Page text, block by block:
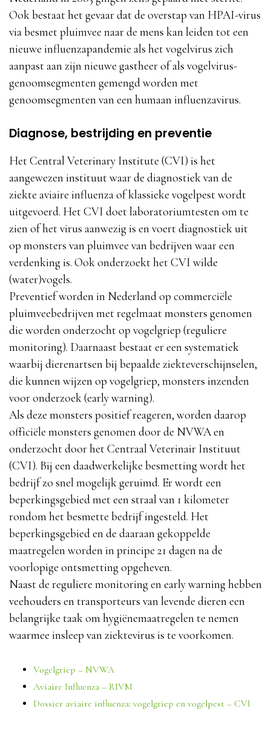
Ook bestaat het gevaar dat de overstap van HPAI-virus
via besmet pluimvee naar de mens kan leiden tot een
nieuwe influenzapandemie als het vogelvirus zich
aanpast aan zijn nieuwe gastheer of als vogelvirus-
genoomsegmenten gemengd worden met
genoomsegmenten van een humaan influenzavirus.
Diagnose, bestrijding en preventie
Het Central Veterinary Institute (CVI) is het
aangewezen instituut waar de diagnostiek van de
ziekte aviaire influenza of klassieke vogelpest wordt
uitgevoerd. Het CVI doet laboratoriumtesten om te
zien of het virus aanwezig is en voert diagnostiek uit
op monsters van pluimvee van bedrijven waar een
verdenking is. Ook onderzoekt het CVI wilde
(water)vogels.
Preventief worden in Nederland op commerciële
pluimveebedrijven met regelmaat monsters genomen
die worden onderzocht op vogelgriep (reguliere
monitoring). Daarnaast bestaat er een systematiek
waarbij dierenartsen bij bepaalde ziekteverschijnselen,
die kunnen wijzen op vogelgriep, monsters inzenden
voor onderzoek (early warning).
Als deze monsters positief reageren, worden daarop
officiële monsters genomen door de NVWA en
onderzocht door het Centraal Veterinair Instituut
(CVI). Bij een daadwerkelijke besmetting wordt het
bedrijf zo snel mogelijk geruimd. Er wordt een
beperkingsgebied met een straal van 1 kilometer
rondom het besmette bedrijf ingesteld. Het
beperkingsgebied en de daaraan gekoppelde
maatregelen worden in principe 21 dagen na de
voorlopige ontsmetting opgeheven.
Naast de reguliere monitoring en early warning hebben
veehouders en transporteurs van levende dieren een
belangrijke taak om hygiënemaatregelen te nemen
waarmee insleep van ziektevirus is te voorkomen.
Vogelgriep – NVWA
Aviaire Influenza – RIVM
Dossier aviaire influenza: vogelgriep en vogelpest – CVI